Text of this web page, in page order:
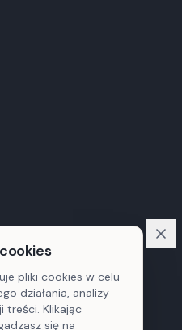
pliki cookies w celu
działania, analizy
treści. Klikając
się na